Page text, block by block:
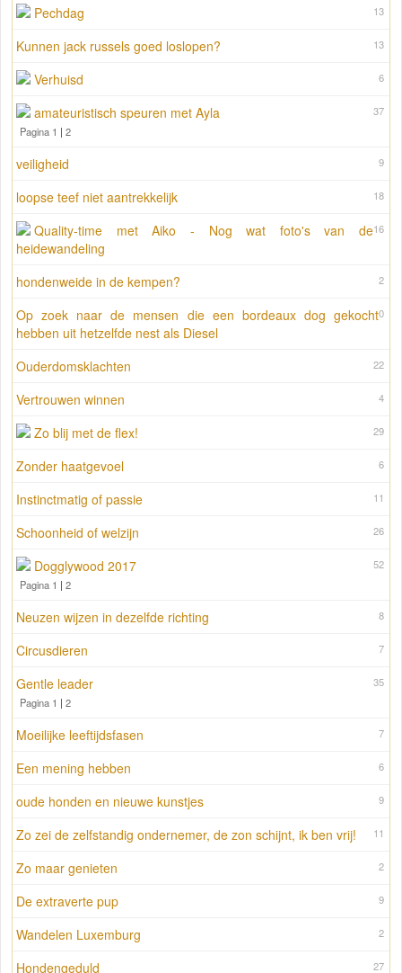
13
Pechdag
13
Kunnen jack russels goed loslopen?
6
Verhuisd
37
amateuristisch speuren met Ayla
Pagina 1 | 2
9
veiligheid
18
loopse teef niet aantrekkelijk
16
Quality-time met Aiko - Nog wat foto's van de
heidewandeling
2
hondenweide in de kempen?
0
Op zoek naar de mensen die een bordeaux dog gekocht
hebben uit hetzelfde nest als Diesel
22
Ouderdomsklachten
4
Vertrouwen winnen
29
Zo blij met de flex!
6
Zonder haatgevoel
11
Instinctmatig of passie
26
Schoonheid of welzijn
52
Dogglywood 2017
Pagina 1 | 2
8
Neuzen wijzen in dezelfde richting
7
Circusdieren
35
Gentle leader
Pagina 1 | 2
7
Moeilijke leeftijdsfasen
6
Een mening hebben
9
oude honden en nieuwe kunstjes
11
Zo zei de zelfstandig ondernemer, de zon schijnt, ik ben vrij!
2
Zo maar genieten
9
De extraverte pup
2
Wandelen Luxemburg
27
Hondengeduld